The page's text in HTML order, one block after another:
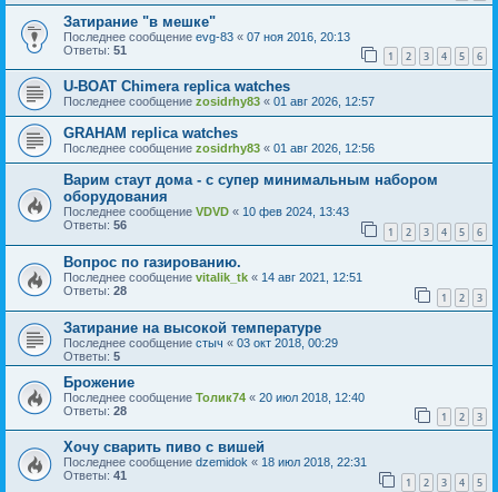
Затирание "в мешке"
Последнее сообщение evg-83 « 07 ноя 2016, 20:13
Ответы: 51 1 2 3 4 5 6
U-BOAT Chimera replica watches
Последнее сообщение zosidrhy83 « 01 авг 2026, 12:57
GRAHAM replica watches
Последнее сообщение zosidrhy83 « 01 авг 2026, 12:56
Варим стаут дома - с супер минимальным набором
оборудования
Последнее сообщение VDVD « 10 фев 2024, 13:43
Ответы: 56 1 2 3 4 5 6
Вопрос по газированию.
Последнее сообщение vitalik_tk « 14 авг 2021, 12:51
Ответы: 28 1 2 3
Затирание на высокой температуре
Последнее сообщение стыч « 03 окт 2018, 00:29
Ответы: 5
Брожение
Последнее сообщение Толик74 « 20 июл 2018, 12:40
Ответы: 28 1 2 3
Хочу сварить пиво с вишей
Последнее сообщение dzemidok « 18 июл 2018, 22:31
Ответы: 41 1 2 3 4 5